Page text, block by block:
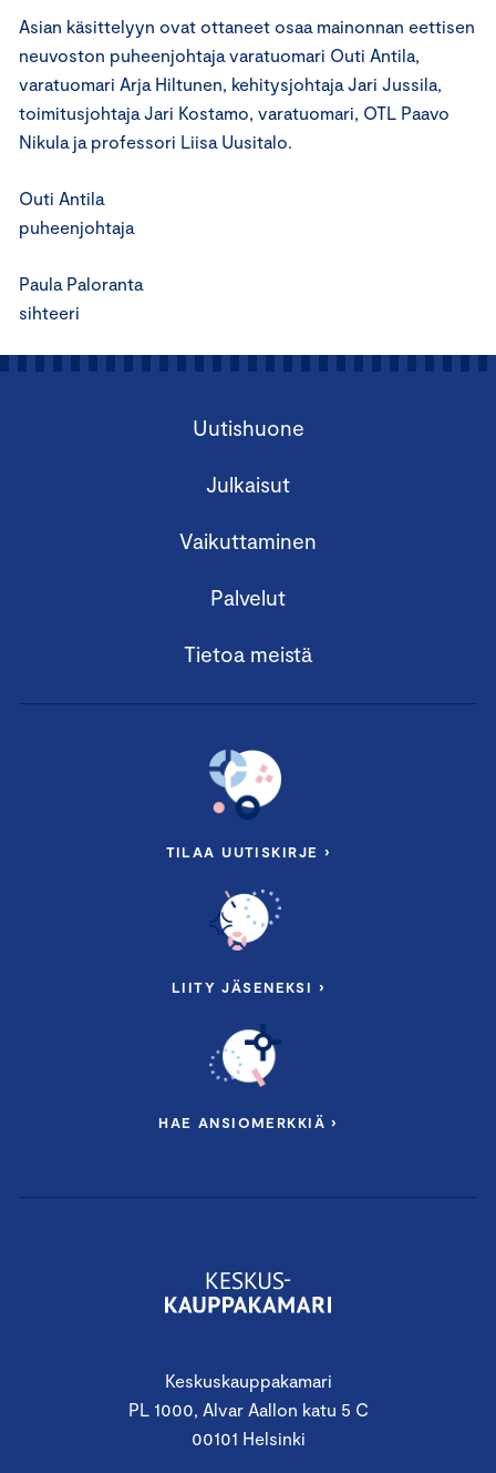
Asian käsittelyyn ovat ottaneet osaa mainonnan eettisen
neuvoston puheenjohtaja varatuomari Outi Antila,
varatuomari Arja Hiltunen, kehitysjohtaja Jari Jussila,
toimitusjohtaja Jari Kostamo, varatuomari, OTL Paavo
Nikula ja professori Liisa Uusitalo.
Outi Antila
puheenjohtaja
Paula Paloranta
sihteeri
Keskuskauppakamari
PL 1000, Alvar Aallon katu 5 C
00101 Helsinki
Uutishuone
Julkaisut
Vaikuttaminen
Palvelut
Tietoa meistä
TILAA UUTISKIRJE ›
LIITY JÄSENEKSI ›
HAE ANSIOMERKKIÄ ›